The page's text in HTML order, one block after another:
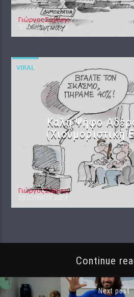
Γιώργος Σαχίνης
30 ΙΟΥΝΊΟΥ 2023
VIRAL
Καλή Ψήφο
(Χιουμοριστική
Γιώργος Σαχίνης
23 ΙΟΥΝΊΟΥ 2023
Continue
Next post